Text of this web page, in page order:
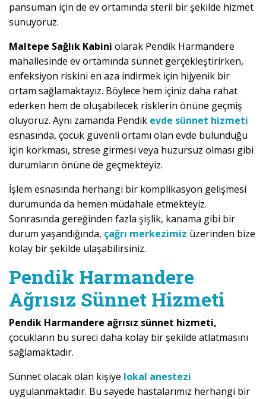
pansuman için de ev ortamında steril bir şekilde hizmet
sunuyoruz.
Maltepe Sağlık Kabini olarak Pendik Harmandere
mahallesinde ev ortamında sünnet gerçekleştirirken,
enfeksiyon riskini en aza indirmek için hijyenik bir
ortam sağlamaktayız. Böylece hem içiniz daha rahat
ederken hem de oluşabilecek risklerin önüne geçmiş
oluyoruz. Aynı zamanda Pendik evde sünnet hizmeti
esnasında, çocuk güvenli ortamı olan evde bulunduğu
için korkması, strese girmesi veya huzursuz olması gibi
durumların önüne de geçmekteyiz.
İşlem esnasında herhangi bir komplikasyon gelişmesi
durumunda da hemen müdahale etmekteyiz.
Sonrasında gereğinden fazla şişlik, kanama gibi bir
durum yaşandığında, çağrı merkezimiz üzerinden bize
kolay bir şekilde ulaşabilirsiniz.
Pendik Harmandere
Ağrısız Sünnet Hizmeti
Pendik Harmandere ağrısız sünnet hizmeti,
çocukların bu süreci daha kolay bir şekilde atlatmasını
sağlamaktadır.
Sünnet olacak olan kişiye lokal anestezi
uygulanmaktadır. Bu sayede hastalarımız herhangi bir